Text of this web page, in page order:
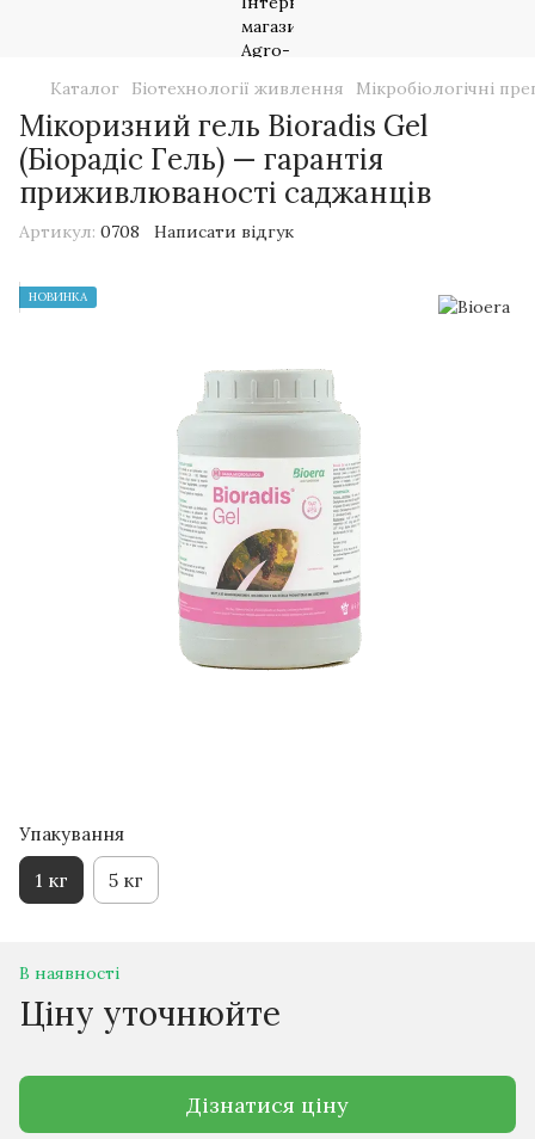
Каталог Біотехнології живлення Мікробіологічні
Мікоризний гель Bioradis Gel
(Біорадіс Гель) — гарантія
приживлюваності саджанців
Артикул: 0708 Написати відгук
НОВИНКА
Упакування
1 кг 5 кг
В наявності
Ціну уточнюйте
Дізнатися ціну